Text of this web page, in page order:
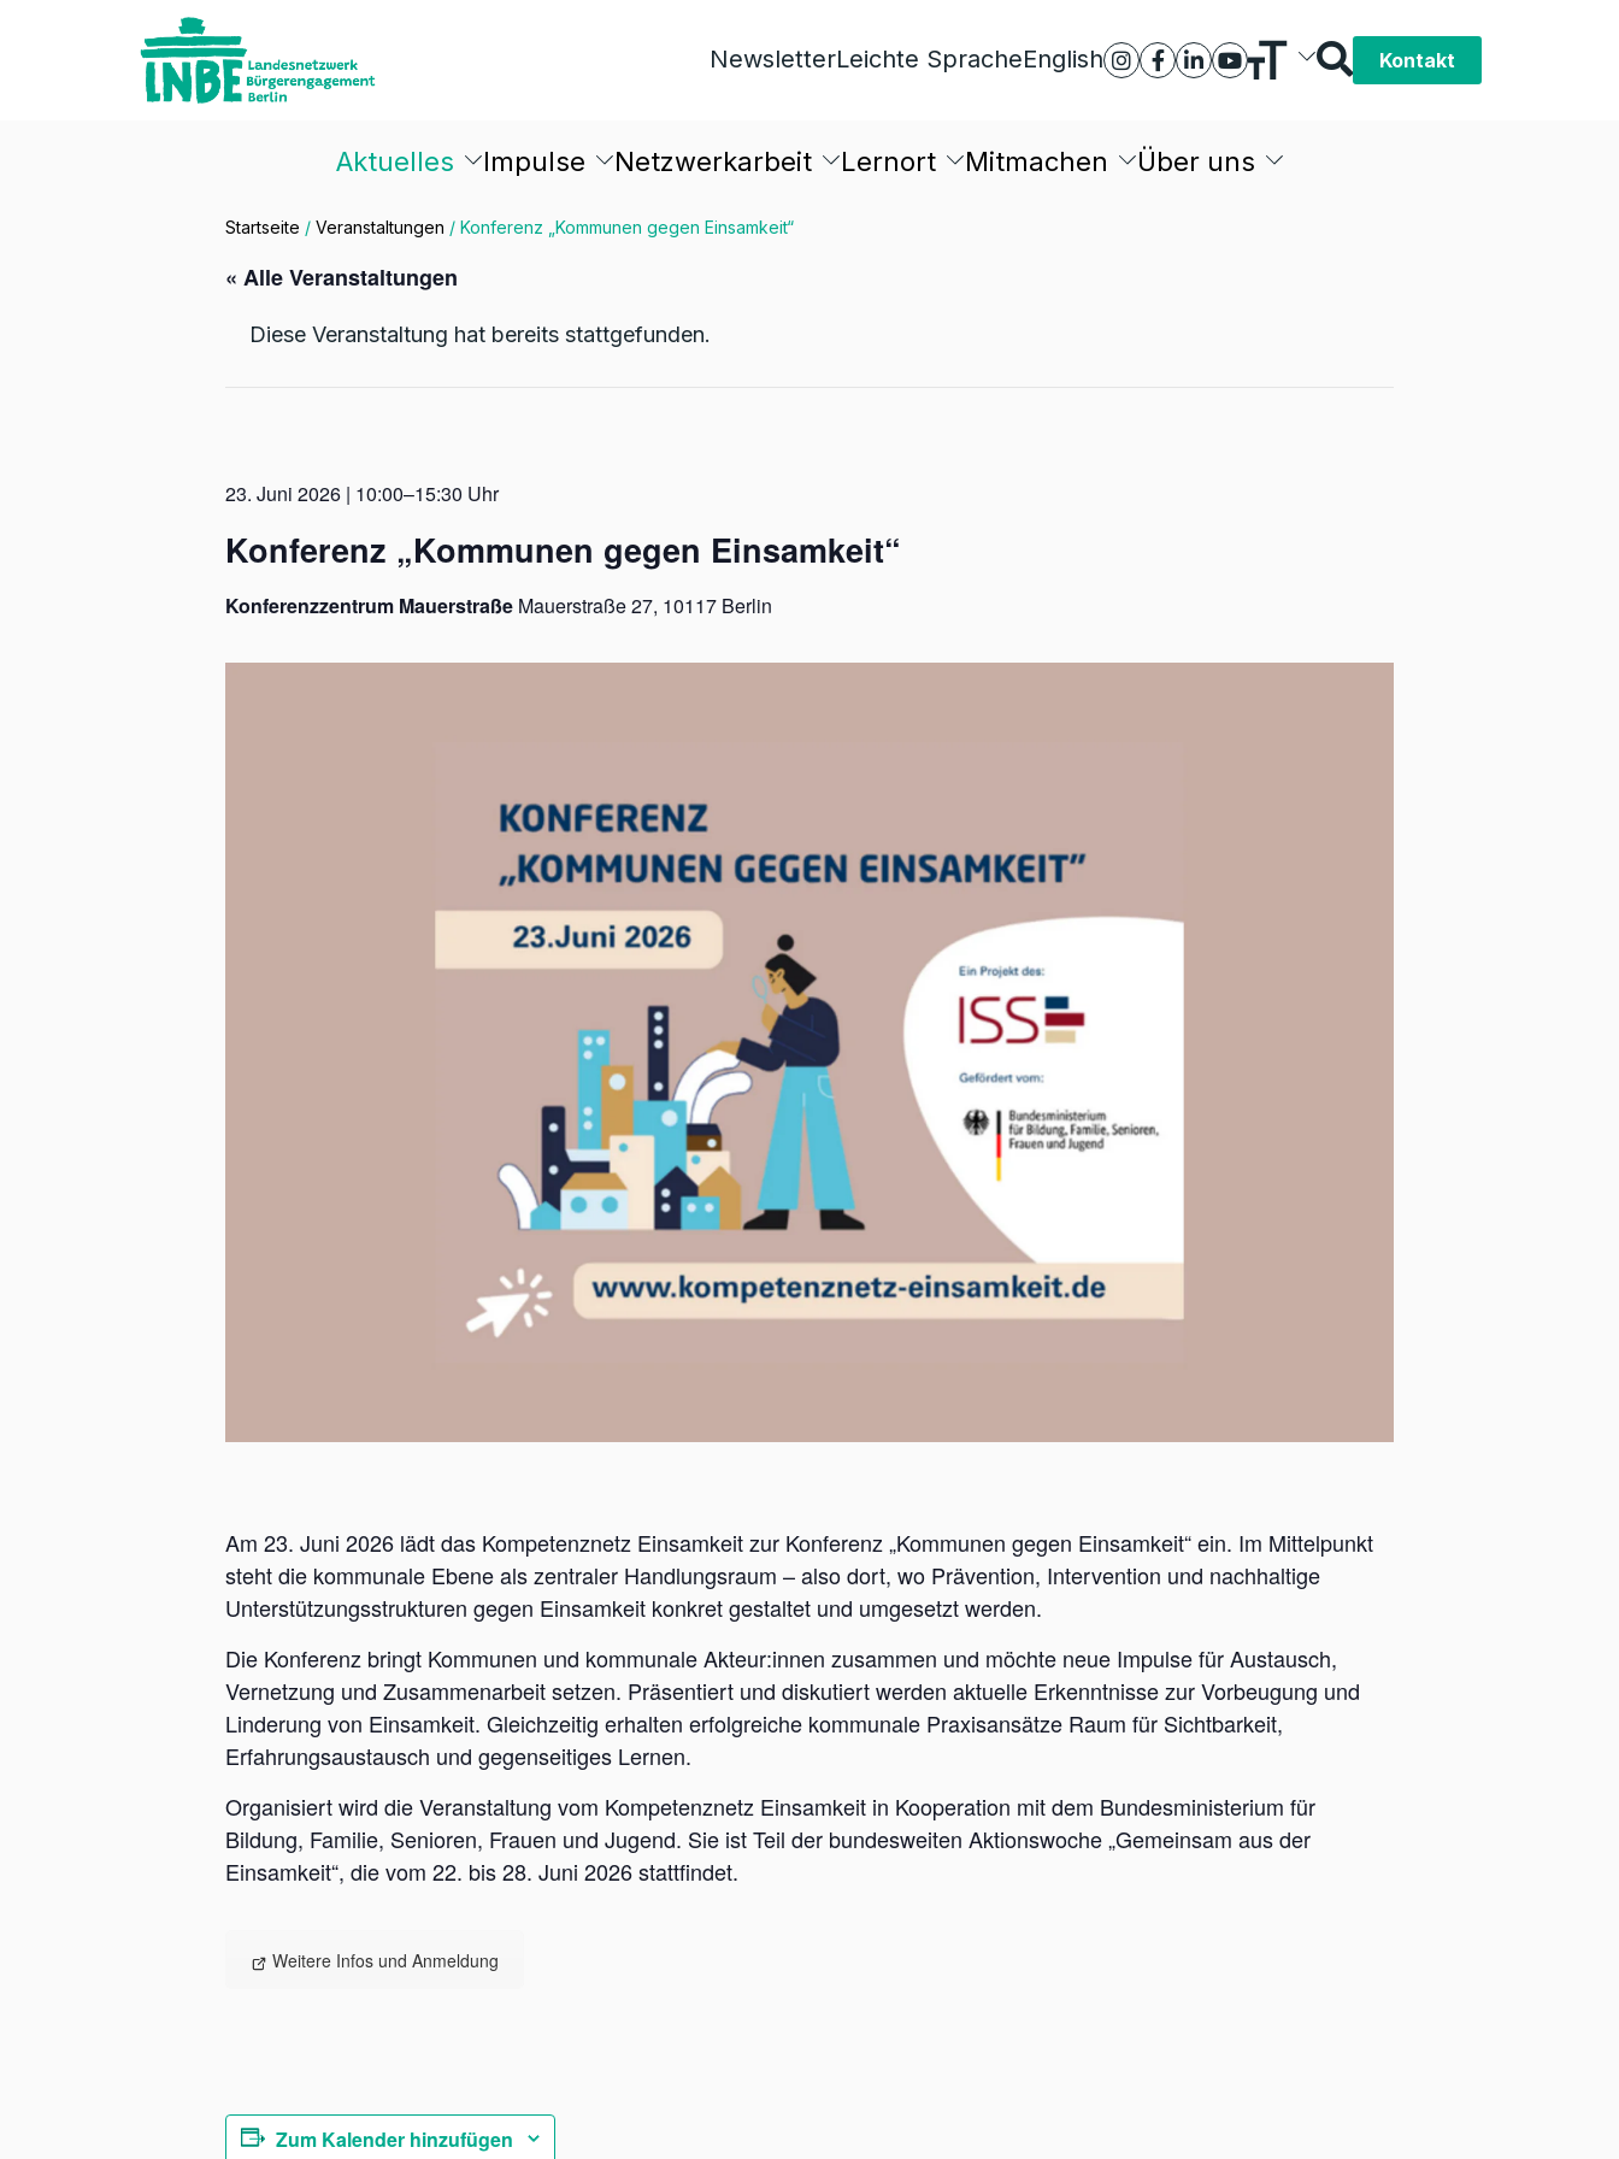
NewsletterLeichte SpracheEnglish Kontakt
Aktuelles Impulse Netzwerkarbeit Lernort Mitmachen Über uns
Startseite / Veranstaltungen / Konferenz „Kommunen gegen Einsamkeit“
« Alle Veranstaltungen
Diese Veranstaltung hat bereits stattgefunden.
23. Juni 2026 | 10:00–15:30 Uhr
Konferenz „Kommunen gegen Einsamkeit“
Konferenzzentrum Mauerstraße Mauerstraße 27, 10117 Berlin
Am 23. Juni 2026 lädt das Kompetenznetz Einsamkeit zur Konferenz „Kommunen gegen Einsamkeit“ ein. Im Mittelpunkt
steht die kommunale Ebene als zentraler Handlungsraum – also dort, wo Prävention, Intervention und nachhaltige
Unterstützungsstrukturen gegen Einsamkeit konkret gestaltet und umgesetzt werden.
Die Konferenz bringt Kommunen und kommunale Akteur:innen zusammen und möchte neue Impulse für Austausch,
Vernetzung und Zusammenarbeit setzen. Präsentiert und diskutiert werden aktuelle Erkenntnisse zur Vorbeugung und
Linderung von Einsamkeit. Gleichzeitig erhalten erfolgreiche kommunale Praxisansätze Raum für Sichtbarkeit,
Erfahrungsaustausch und gegenseitiges Lernen.
Organisiert wird die Veranstaltung vom Kompetenznetz Einsamkeit in Kooperation mit dem Bundesministerium für
Bildung, Familie, Senioren, Frauen und Jugend. Sie ist Teil der bundesweiten Aktionswoche „Gemeinsam aus der
Einsamkeit“, die vom 22. bis 28. Juni 2026 stattfindet.
Weitere Infos und Anmeldung
Zum Kalender hinzufügen